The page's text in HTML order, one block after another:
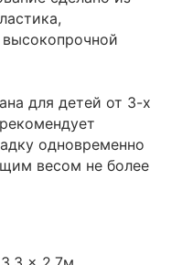
для детей от 3-х
одновременно
весом не более